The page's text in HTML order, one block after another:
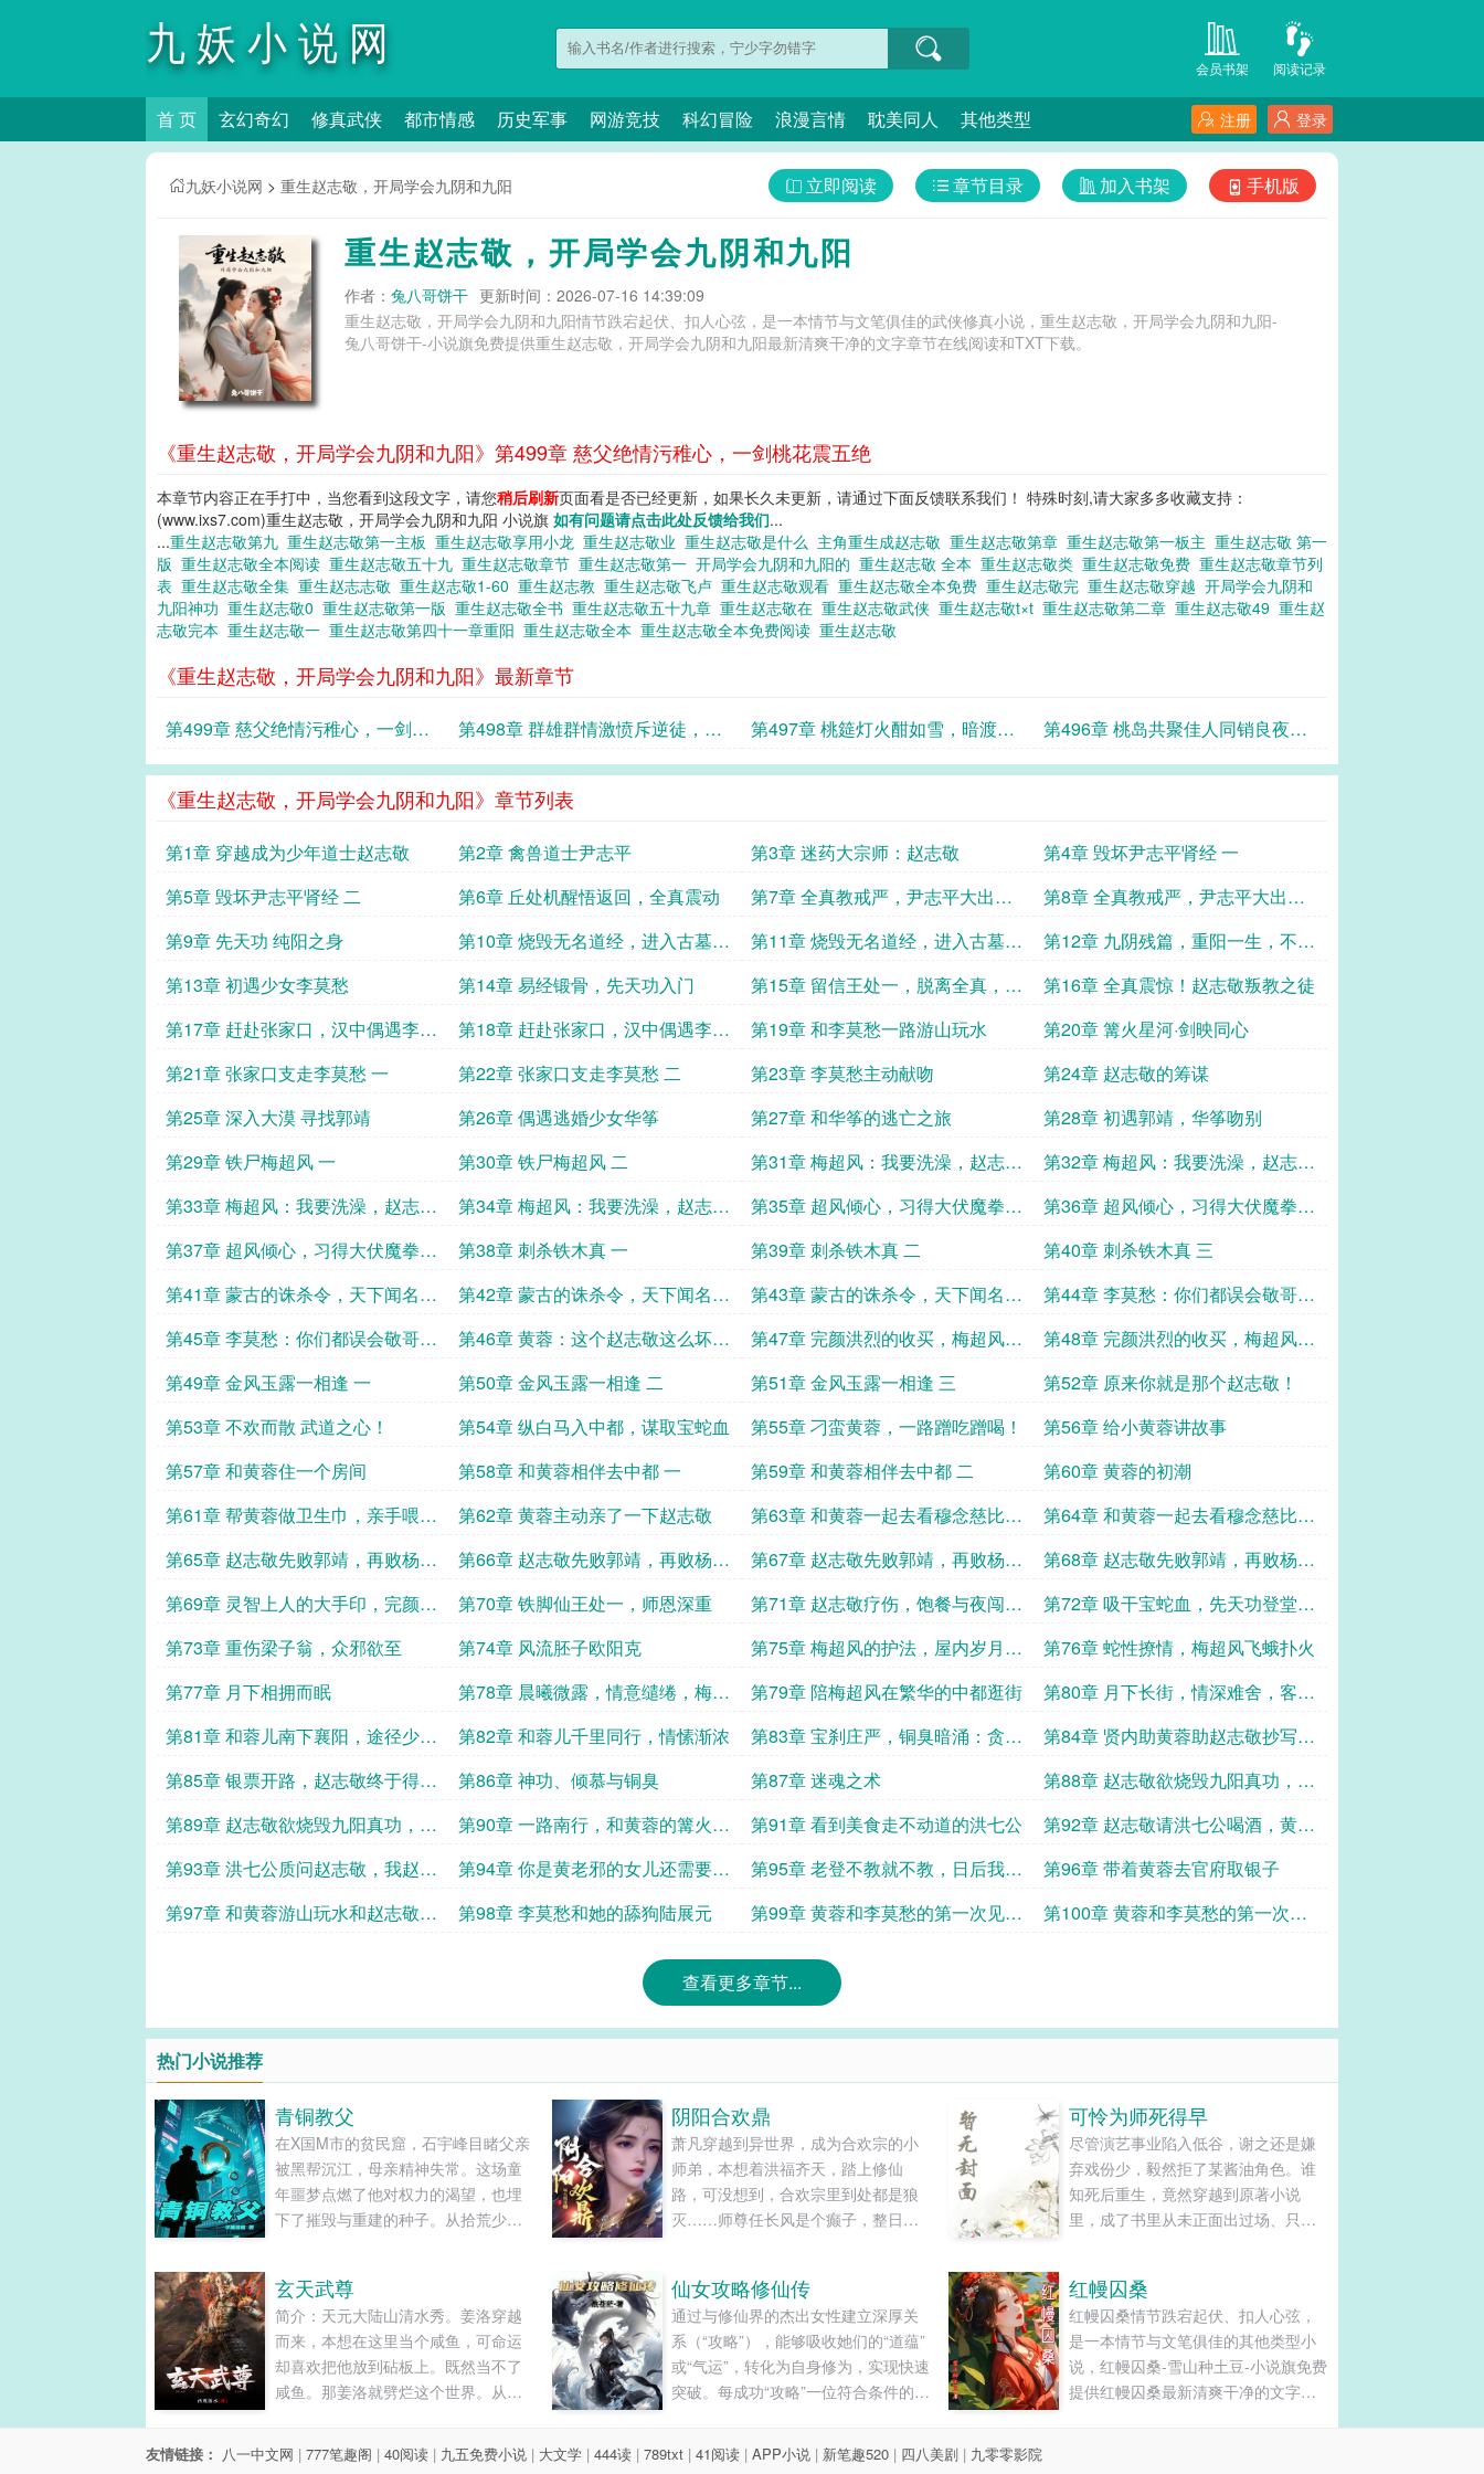
九妖小说网 阅读记录
会员书架
首 页 玄幻奇幻 修真武侠 都市情感 历史军事 网游竞技 科幻冒险 浪漫言情 耽美同人 其他类型 登录
注册
九妖小说网 > 重生赵志敬，开局学会九阴和九阳 手机版
加入书架
章节目录
立即阅读
重生赵志敬，开局学会九阴和九阳
作者： 兔八哥饼干 更新时间：2026-07-16 14:39:09
重生赵志敬，开局学会九阴和九阳情节跌宕起伏、扣人心弦，是一本情节与文笔俱佳的武侠修真小说，重生赵志敬，开局学会九阴和九阳-
兔八哥饼干-小说旗免费提供重生赵志敬，开局学会九阴和九阳最新清爽干净的文字章节在线阅读和TXT下载。
《重生赵志敬，开局学会九阴和九阳》第499章 慈父绝情污稚心，一剑桃花震五绝
本章节内容正在手打中，当您看到这段文字，请您稍后刷新页面看是否已经更新，如果长久未更新，请通过下面反馈联系我们！ 特殊时刻,请大家多多收藏支持：
(www.ixs7.com)重生赵志敬，开局学会九阴和九阳 小说旗 如有问题请点击此处反馈给我们...
...重生赵志敬第九 重生赵志敬第一主板 重生赵志敬享用小龙 重生赵志敬业 重生赵志敬是什么 主角重生成赵志敬 重生赵志敬第章 重生赵志敬第一板主 重生赵志敬 第一
版 重生赵志敬全本阅读 重生赵志敬五十九 重生赵志敬章节 重生赵志敬第一 开局学会九阴和九阳的 重生赵志敬 全本 重生赵志敬类 重生赵志敬免费 重生赵志敬章节列
表 重生赵志敬全集 重生赵志志敬 重生赵志敬1-60 重生赵志教 重生赵志敬飞卢 重生赵志敬观看 重生赵志敬全本免费 重生赵志敬完 重生赵志敬穿越 开局学会九阴和
九阳神功 重生赵志敬0 重生赵志敬第一版 重生赵志敬全书 重生赵志敬五十九章 重生赵志敬在 重生赵志敬武侠 重生赵志敬t×t 重生赵志敬第二章 重生赵志敬49 重生赵
志敬完本 重生赵志敬一 重生赵志敬第四十一章重阳 重生赵志敬全本 重生赵志敬全本免费阅读 重生赵志敬
《重生赵志敬，开局学会九阴和九阳》最新章节
第499章 慈父绝情污稚心，一剑桃
花震五绝
第498章 群雄群情激愤斥逆徒，红
颜列阵守君心
第497章 桃筵灯火酣如雪，暗渡风
雷破晚晴
第496章 桃岛共聚佳人同销良夜，
偷闲半日暂忘万里江山
《重生赵志敬，开局学会九阴和九阳》章节列表
第1章 穿越成为少年道士赵志敬 第2章 禽兽道士尹志平 第3章 迷药大宗师：赵志敬
第4章 毁坏尹志平肾经 一
第5章 毁坏尹志平肾经 二
第6章 丘处机醒悟返回，全真震动
第7章 全真教戒严，尹志平大出风
头，赵志敬暗自发育 一
第8章 全真教戒严，尹志平大出风
头，赵志敬暗自发育 二
第9章 先天功 纯阳之身
第10章 烧毁无名道经，进入古墓密
室 一
第11章 烧毁无名道经，进入古墓密
室 二
第12章 九阴残篇，重阳一生，不弱
于人！
第13章 初遇少女李莫愁 第14章 易经锻骨，先天功入门
第15章 留信王处一，脱离全真，师
恩深重
第16章 全真震惊！赵志敬叛教之徒
第17章 赶赴张家口，汉中偶遇李莫
愁 一
第18章 赶赴张家口，汉中偶遇李莫
愁 二
第19章 和李莫愁一路游山玩水
第20章 篝火星河·剑映同心
第21章 张家口支走李莫愁 一
第22章 张家口支走李莫愁 二 第23章 李莫愁主动献吻
第24章 赵志敬的筹谋
第25章 深入大漠 寻找郭靖
第26章 偶遇逃婚少女华筝 第27章 和华筝的逃亡之旅
第28章 初遇郭靖，华筝吻别
第29章 铁尸梅超风 一
第30章 铁尸梅超风 二
第31章 梅超风：我要洗澡，赵志敬
你不许偷看！一
第32章 梅超风：我要洗澡，赵志敬
你不许偷看！二
第33章 梅超风：我要洗澡，赵志敬
你不许偷看！三
第34章 梅超风：我要洗澡，赵志敬
你不许偷看！四
第35章 超风倾心，习得大伏魔拳法
一
第36章 超风倾心，习得大伏魔拳法
二
第37章 超风倾心，习得大伏魔拳法
三
第38章 刺杀铁木真 一 第39章 刺杀铁木真 二
第40章 刺杀铁木真 三
第41章 蒙古的诛杀令，天下闻名！
一
第42章 蒙古的诛杀令，天下闻名！
二
第43章 蒙古的诛杀令，天下闻名！
三
第44章 李莫愁：你们都误会敬哥哥
了！敬哥哥是最好的人！ 一
第45章 李莫愁：你们都误会敬哥哥
了！敬哥哥是最好的人！ 二
第46章 黄蓉：这个赵志敬这么坏，
梅师姐不要被他骗了啊！
第47章 完颜洪烈的收买，梅超风的
温柔齿痕 一
第48章 完颜洪烈的收买，梅超风的
温柔齿痕 二
第49章 金风玉露一相逢 一 第50章 金风玉露一相逢 二 第51章 金风玉露一相逢 三
第52章 原来你就是那个赵志敬！
第53章 不欢而散 武道之心！
第54章 纵白马入中都，谋取宝蛇血 第55章 刁蛮黄蓉，一路蹭吃蹭喝！
第56章 给小黄蓉讲故事
第57章 和黄蓉住一个房间
第58章 和黄蓉相伴去中都 一 第59章 和黄蓉相伴去中都 二
第60章 黄蓉的初潮
第61章 帮黄蓉做卫生巾，亲手喂黄
蓉莲子羹
第62章 黄蓉主动亲了一下赵志敬
第63章 和黄蓉一起去看穆念慈比武
招亲 一
第64章 和黄蓉一起去看穆念慈比武
招亲 二
第65章 赵志敬先败郭靖，再败杨康
一
第66章 赵志敬先败郭靖，再败杨康
二
第67章 赵志敬先败郭靖，再败杨康
三
第68章 赵志敬先败郭靖，再败杨康
四
第69章 灵智上人的大手印，完颜洪
烈坐下高手围攻
第70章 铁脚仙王处一，师恩深重
第71章 赵志敬疗伤，饱餐与夜闯王
府
第72章 吸干宝蛇血，先天功登堂入
室！
第73章 重伤梁子翁，众邪欲至 第74章 风流胚子欧阳克
第75章 梅超风的护法，屋内岁月静
好
第76章 蛇性撩情，梅超风飞蛾扑火
第77章 月下相拥而眠
第78章 晨曦微露，情意缱绻，梅超
风解开心结，赵志敬剖析真相
第79章 陪梅超风在繁华的中都逛街
第80章 月下长街，情深难舍，客栈
晨光，蓉儿驾到！
第81章 和蓉儿南下襄阳，途径少
林，志在九阳神功
第82章 和蓉儿千里同行，情愫渐浓
第83章 宝刹庄严，铜臭暗涌：贪财
的少林寺和尚
第84章 贤内助黄蓉助赵志敬抄写经
文
第85章 银票开路，赵志敬终于得到
九阳神功！
第86章 神功、倾慕与铜臭 第87章 迷魂之术
第88章 赵志敬欲烧毁九阳真功，黄
蓉巧计安天下 一
第89章 赵志敬欲烧毁九阳真功，黄
蓉巧计安天下 二
第90章 一路南行，和黄蓉的篝火夜
话
第91章 看到美食走不动道的洪七公
第92章 赵志敬请洪七公喝酒，黄蓉
亲自做菜
第93章 洪七公质问赵志敬，我赵志
敬侠之大者，为国为民！
第94章 你是黄老邪的女儿还需要我
教他女婿武功吗？
第95章 老登不教就不教，日后我赵
志敬自己来拿！
第96章 带着黄蓉去官府取银子
第97章 和黄蓉游山玩水和赵志敬深
第98章 李莫愁和她的舔狗陆展元
第99章 黄蓉和李莫愁的第一次见面
第100章 黄蓉和李莫愁的第一次见
查看更多章节...
热门小说推荐
青铜教父
在X国M市的贫民窟，石宇峰目睹父亲
被黑帮沉江，母亲精神失常。这场童
年噩梦点燃了他对权力的渴望，也埋
下了摧毁与重建的种子。从拾荒少年
街头到王座的逆袭，却在巅峰时刻发
现权力背后的致命代价。......
阴阳合欢鼎
萧凡穿越到异世界，成为合欢宗的小
师弟，本想着洪福齐天，踏上修仙
路，可没想到，合欢宗里到处都是狼
灭……师尊任长风是个癫子，整日里
虎……师妹黄爆爆是个暴力狂，她修
炼的武技非常独特，诸如“还我漂漂
拳”、“情意绵绵掌”、“眉来眼去剑”、无
人能挡……师娘黄灭......
可怜为师死得早
尽管演艺事业陷入低谷，谢之还是嫌
弃戏份少，毅然拒了某酱油角色。谁
知死后重生，竟然穿越到原著小说
里，成了书里从未正面出过场、只活
掉的那个酱油好嘛！为了悲剧不再重
演，谢知微只好与系统一道，开始了
苦逼的抢（作）戏（死）之路。系
统：主角要拜师，所以师尊的戏……
谢知微：放着我来。系统：主角要升
玄天武尊
简介：天元大陆山清水秀。姜洛穿越
而来，本想在这里当个咸鱼，可命运
却喜欢把他放到砧板上。既然当不了
咸鱼。那姜洛就劈烂这个世界。从小
天高歌。姜洛只想对那些高高在上的
人说，“不要惹一条咸鱼。”......
仙女攻略修仙传
通过与修仙界的杰出女性建立深厚关
系（“攻略”），能够吸收她们的“道蕴”
或“气运”，转化为自身修为，实现快速
突破。每成功“攻略”一位符合条件的女
获得与该女性相关的特殊能力或感
悟。......
红幔囚桑
红幔囚桑情节跌宕起伏、扣人心弦，
是一本情节与文笔俱佳的其他类型小
说，红幔囚桑-雪山种土豆-小说旗免费
提供红幔囚桑最新清爽干净的文字章
友情链接： 八一中文网 | 777笔趣阁 | 40阅读 | 九五免费小说 | 大文学 | 444读 | 789txt | 41阅读 | APP小说 | 新笔趣520 | 四八美剧 | 九零零影院